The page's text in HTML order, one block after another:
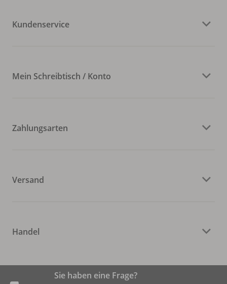
Kundenservice
Mein Schreibtisch / Konto
Zahlungsarten
Versand
Handel
Sie haben eine Frage?